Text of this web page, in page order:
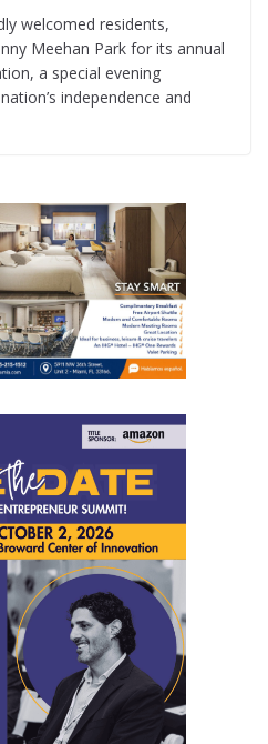
welcomed residents,
Meehan Park for its annual
a special evening
independence and